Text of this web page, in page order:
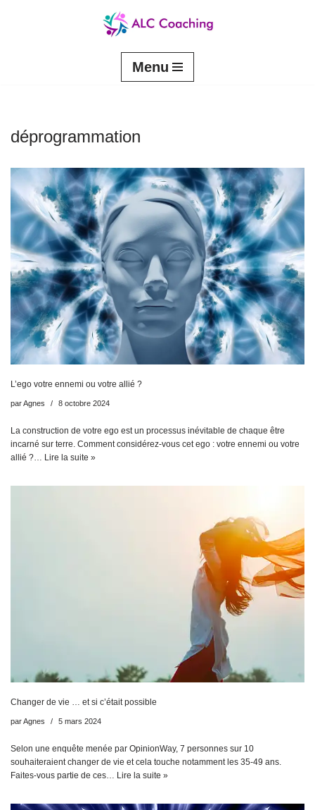
Menu
déprogrammation
L’ego votre ennemi ou votre allié ?
parAgnes 8 octobre 2024
La construction de votre ego est un processus inévitable de chaque être
incarné sur terre. Comment considérez-vous cet ego : votre ennemi ou votre
allié ?… Lire la suite »
Changer de vie … et si c’était possible
parAgnes 5 mars 2024
Selon une enquête menée par OpinionWay, 7 personnes sur 10
souhaiteraient changer de vie et cela touche notamment les 35-49 ans.
Faites-vous partie de ces… Lire la suite »